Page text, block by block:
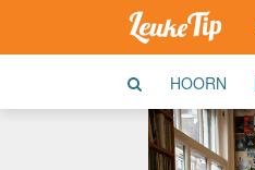
HOORN